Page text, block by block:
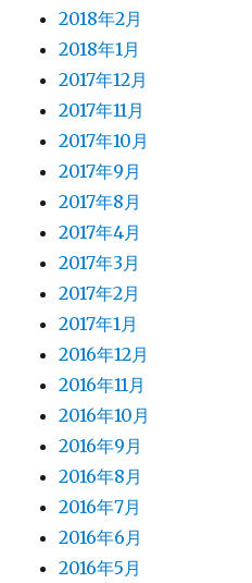
2018年2月
2018年1月
2017年12月
2017年11月
2017年10月
2017年9月
2017年8月
2017年4月
2017年3月
2017年2月
2017年1月
2016年12月
2016年11月
2016年10月
2016年9月
2016年8月
2016年7月
2016年6月
2016年5月